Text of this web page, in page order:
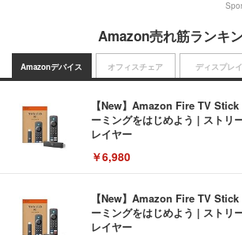
Amazon売れ筋ランキ
Amazonデバイス
【New】Amazon Fire TV Stick
ーミングをはじめよう | ストリ
レイヤー
￥6,980
【New】Amazon Fire TV Stick
ーミングをはじめよう | ストリ
レイヤー
オフィスチェア ディスプレイ